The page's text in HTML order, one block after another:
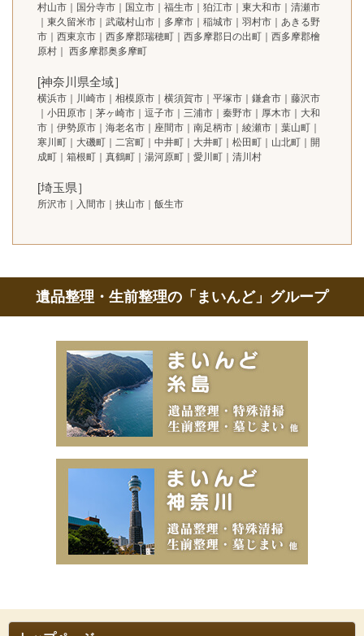
村山市｜国分寺市｜国立市｜福生市｜狛江市｜東大和市｜清瀬市
｜東久留米市｜武蔵村山市｜多摩市｜稲城市｜羽村市｜あきる野
市｜西東京市｜西多摩郡瑞穂町｜西多摩郡日の出町｜西多摩郡檜
原村｜ 西多摩郡奥多摩町
[神奈川県全域］
横浜市｜川崎市｜相模原市｜横須賀市｜平塚市｜鎌倉市｜藤沢市
｜小田原市｜茅ヶ崎市｜逗子市｜三浦市｜秦野市｜厚木市｜大和
市｜伊勢原市｜海老名市｜座間市｜南足柄市｜綾瀬市｜葉山町｜
寒川町｜大磯町｜二宮町｜中井町｜大井町｜松田町｜山北町｜開
成町｜箱根町｜真鶴町｜湯河原町｜愛川町｜清川村
[埼玉県］
所沢市｜入間市｜挟山市｜飯生市
遺品整理・生前整理の「まいんど」グループ